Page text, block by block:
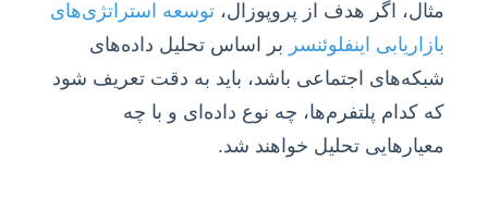
مثال، اگر هدف از پروپوزال، توسعه استراتژی‌های
بازاریابی اینفلوئنسر بر اساس تحلیل داده‌های
شبکه‌های اجتماعی باشد، باید به دقت تعریف شود
که کدام پلتفرم‌ها، چه نوع داده‌ای و با چه
معیارهایی تحلیل خواهند شد.